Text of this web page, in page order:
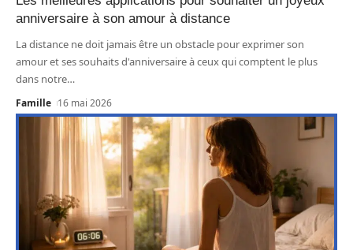
anniversaire à son amour à distance
La distance ne doit jamais être un obstacle pour exprimer son
amour et ses souhaits d'anniversaire à ceux qui comptent le plus
dans notre…
Famille 16 mai 2026